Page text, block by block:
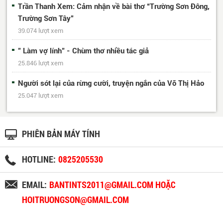
Trần Thanh Xem: Cảm nhận về bài thơ “Trường Sơn Đông,
Trường Sơn Tây”
39.074 lượt xem
" Làm vợ lính" - Chùm thơ nhiều tác giả
25.846 lượt xem
Người sót lại của rừng cười, truyện ngắn của Võ Thị Hảo
25.047 lượt xem
PHIÊN BẢN MÁY TÍNH
HOTLINE: 0825205530
EMAIL: BANTINTS2011@GMAIL.COM HOẶC
HOITRUONGSON@GMAIL.COM